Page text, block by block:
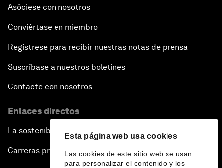
Esta página web usa cookies
Las cookies de este sitio web se usan
para personalizar el contenido y los
Asóciese con nosotros
Conviértase en miembro
Regístrese para recibir nuestras notas de prensa
Suscríbase a nuestros boletines
Contacte con nosotros
Enlaces directos
La sostenibilidad en el Foro
Carreras profesionales